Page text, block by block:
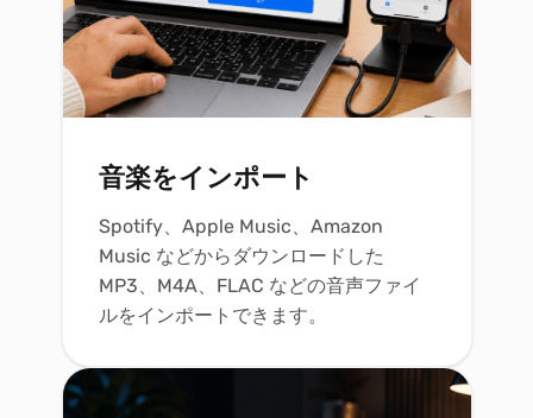
音楽をインポート
Spotify、Apple Music、Amazon
Music などからダウンロードした
MP3、M4A、FLAC などの音声ファイ
ルをインポートできます。